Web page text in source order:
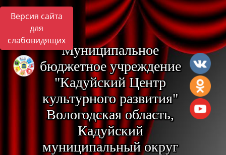
Версия сайта
для
слабовидящих
Муниципальное
бюджетное учреждение
"Кадуйский Центр
культурного развития"
Вологодская область,
Кадуйский
муниципальный округ